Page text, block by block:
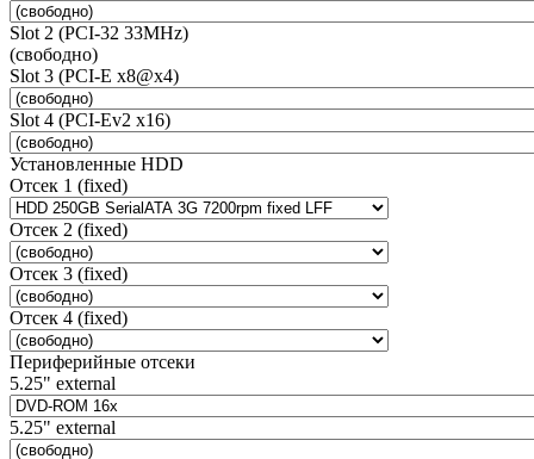
Slot 2 (PCI-32 33MHz)
(свободно)
Slot 3 (PCI-E x8@x4)
Slot 4 (PCI-Ev2 x16)
Установленные HDD
Отсек 1 (fixed)
Отсек 2 (fixed)
Отсек 3 (fixed)
Отсек 4 (fixed)
Периферийные отсеки
5.25" external
5.25" external